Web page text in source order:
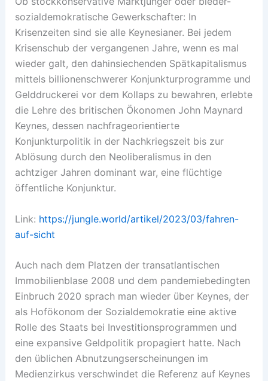
sozialdemokratische Gewerkschafter: In
Krisenzeiten sind sie alle Keynesianer. Bei jedem
Krisenschub der vergangenen Jahre, wenn es mal
wieder galt, den dahinsiechenden Spätkapitalismus
mittels billionenschwerer Konjunkturprogramme und
Gelddruckerei vor dem Kollaps zu ­bewahren, erlebte
die Lehre des britischen Ökonomen John Maynard
Keynes, dessen nachfrageorientierte
Konjunkturpolitik in der Nachkriegszeit bis zur
Ablösung durch den Neoliberalismus in den
achtziger Jahren ­dominant war, eine flüchtige
öffentliche Konjunktur.
Link: https://jungle.world/artikel/2023/03/fahren-
auf-sicht
Auch nach dem Platzen der transatlantischen
Immobilienblase 2008 und dem pandemiebedingten
Einbruch 2020 sprach man wieder über Keynes, der
als Hofökonom der Sozialdemo­kratie eine aktive
Rolle des Staats bei Investitionsprogrammen und
eine expansive Geldpolitik propagiert hatte. Nach
den üblichen Abnutzungserscheinungen im
Medienzirkus verschwindet die Referenz auf Keynes